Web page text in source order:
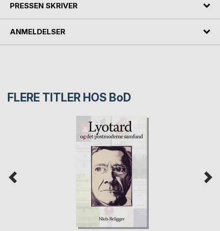
PRESSEN SKRIVER
ANMELDELSER
FLERE TITLER HOS BoD